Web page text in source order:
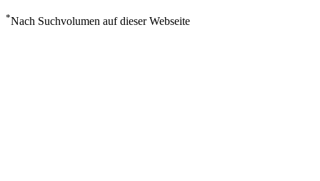
*Nach Suchvolumen auf dieser Webseite